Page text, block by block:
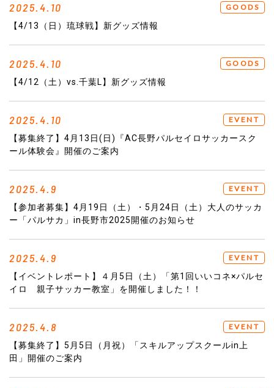
2025.4.10 GOODS
【4/13（日）琉球戦】新グッズ情報
2025.4.10 GOODS
【4/12（土）vs.千葉L】新グッズ情報
2025.4.10 EVENT
【募集終了】4月13日(日)『AC長野パルセイロサッカースク
ール体験会』開催のご案内
2025.4.9 EVENT
【参加者募集】4月19日（土）・5月24日（土）大人のサッカ
ー「パルサカ」in長野市2025開催のお知らせ
2025.4.9 EVENT
【イベントレポート】４月5日（土）「第1回いいコネ×パルセ
イロ 親子サッカー教室」を開催しました！！
2025.4.8 EVENT
【募集終了】5月5日（月祝）「スキルアップスクールin上
田」開催のご案内